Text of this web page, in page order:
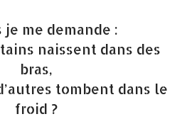
je me demande :
naissent dans des
bras,
tombent dans le
froid ?